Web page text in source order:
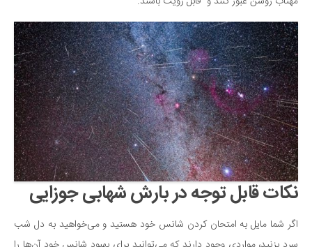
نکات قابل توجه در بارش شهابی جوزایی
اگر شما مایل به امتحان کردن شانس خود هستید و می‌خواهید به دل شب